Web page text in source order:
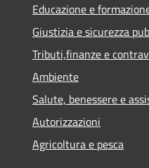
Educazione e
Giustizia e sicurezza
Tributi,finanze e
Ambiente
Salute, benessere e
Autorizzazioni
Agricoltura e pesca